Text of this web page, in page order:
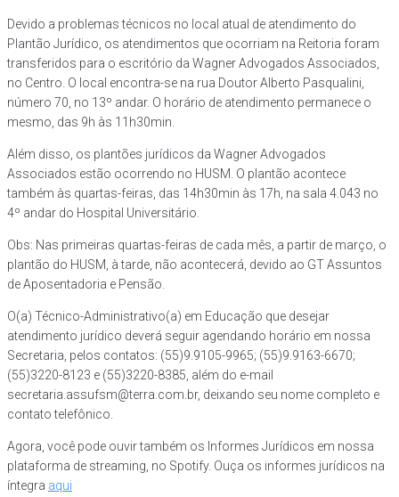
Devido a problemas técnicos no local atual de atendimento do
Plantão Jurídico, os atendimentos que ocorriam na Reitoria foram
transferidos para o escritório da Wagner Advogados Associados,
no Centro. O local encontra-se na rua Doutor Alberto Pasqualini,
número 70, no 13º andar. O horário de atendimento permanece o
mesmo, das 9h às 11h30min.
Além disso, os plantões jurídicos da Wagner Advogados
Associados estão ocorrendo no HUSM. O plantão acontece
também às quartas-feiras, das 14h30min às 17h, na sala 4.043 no
4º andar do Hospital Universitário.
Obs: Nas primeiras quartas-feiras de cada mês, a partir de março, o
plantão do HUSM, à tarde, não acontecerá, devido ao GT Assuntos
de Aposentadoria e Pensão.
O(a) Técnico-Administrativo(a) em Educação que desejar
atendimento jurídico deverá seguir agendando horário em nossa
Secretaria, pelos contatos: (55)9.9105-9965; (55)9.9163-6670;
(55)3220-8123 e (55)3220-8385, além do e-mail
secretaria.assufsm@terra.com.br, deixando seu nome completo e
contato telefônico.
Agora, você pode ouvir também os Informes Jurídicos em nossa
plataforma de streaming, no Spotify. Ouça os informes jurídicos na
íntegra aqui